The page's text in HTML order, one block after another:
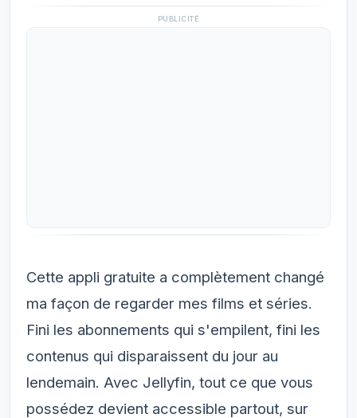
PUBLICITÉ
Cette appli gratuite a complètement changé
ma façon de regarder mes films et séries.
Fini les abonnements qui s'empilent, fini les
contenus qui disparaissent du jour au
lendemain. Avec Jellyfin, tout ce que vous
possédez devient accessible partout, sur